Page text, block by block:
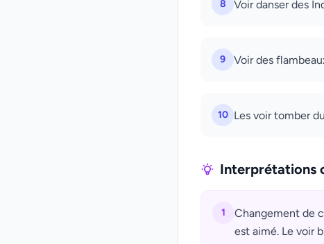
8 Voir danser des
9 Voir des
10 Les voir tomber
Interprétations
1
Changement de
est aimé. Le voir